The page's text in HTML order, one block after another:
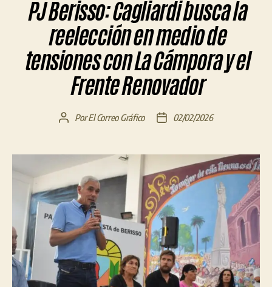
PJ Berisso: Cagliardi busca la
reelección en medio de
tensiones con La Cámpora y el
Frente Renovador
Autor
entrada
PorEl Correo Gráfico
Fecha
entrada
02/02/2026